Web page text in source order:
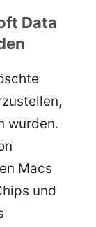
Data
wurden.
Macs
und